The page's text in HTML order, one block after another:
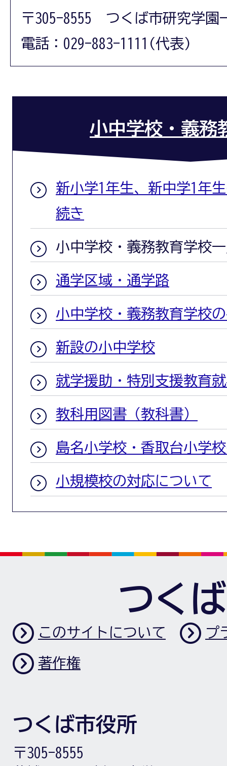
〒305-8555 つくば市研究学園
電話：029-883-1111(代表)
小中学校・義務
新小学1年生、新中学1年
続き
小中学校・義務教育学校
通学区域・通学路
小中学校・義務教育学校
新設の小中学校
就学援助・特別支援教育
教科用図書（教科書）
島名小学校・香取台小学
小規模校の対応について
つく
このサイトについて プ
著作権
つくば市役所
〒305-8555